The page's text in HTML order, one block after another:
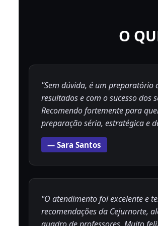
O
"Sem dúvida, é um preparatório
resultados e com o sucesso dos
Recomendo fortemente para
preparação séria, estratégica e
— Sara Santos
"O atendimento foi excelente e
recomendações da Cejurnorte,